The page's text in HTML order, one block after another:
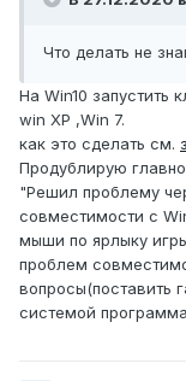
Что делать не
На Win10
win XP ,Win 7.
как это сделать см.
Продублирую
"Решил проблему
совместимости с
мыши по ярлыку
проблем
вопросы(поставить
системой